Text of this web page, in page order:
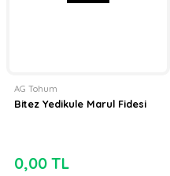
AG Tohum
Bitez Yedikule Marul Fidesi
0,00 TL